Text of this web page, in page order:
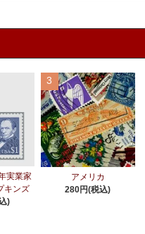
実業家
キンズ
)
3
アメリカ
280円(税込)